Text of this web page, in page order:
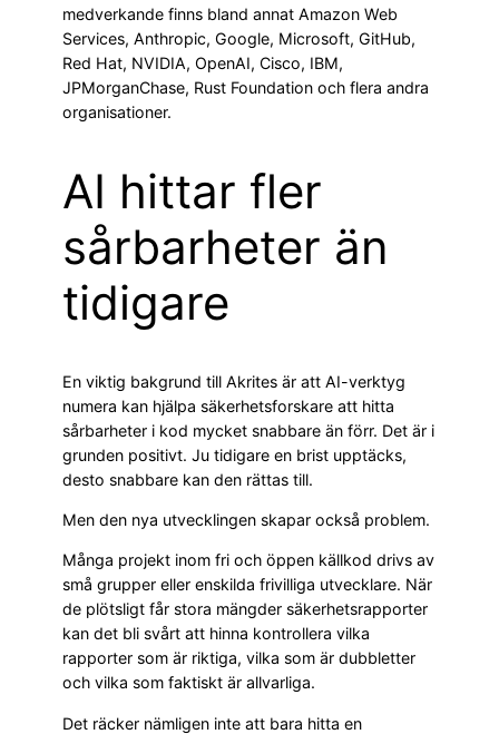
medverkande finns bland annat Amazon Web
Services, Anthropic, Google, Microsoft, GitHub,
Red Hat, NVIDIA, OpenAI, Cisco, IBM,
JPMorganChase, Rust Foundation och flera andra
organisationer.
AI hittar fler
sårbarheter än
tidigare
En viktig bakgrund till Akrites är att AI-verktyg
numera kan hjälpa säkerhetsforskare att hitta
sårbarheter i kod mycket snabbare än förr. Det är i
grunden positivt. Ju tidigare en brist upptäcks,
desto snabbare kan den rättas till.
Men den nya utvecklingen skapar också problem.
Många projekt inom fri och öppen källkod drivs av
små grupper eller enskilda frivilliga utvecklare. När
de plötsligt får stora mängder säkerhetsrapporter
kan det bli svårt att hinna kontrollera vilka
rapporter som är riktiga, vilka som är dubbletter
och vilka som faktiskt är allvarliga.
Det räcker nämligen inte att bara hitta en